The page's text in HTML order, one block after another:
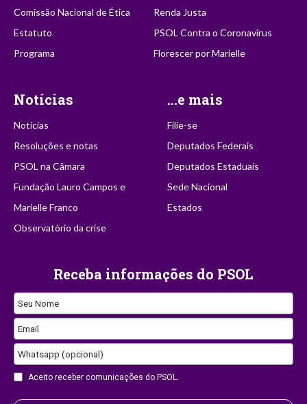
Comissão Nacional de Ética
Estatuto
Programa
Renda Justa
PSOL Contra o Coronavírus
Florescer por Marielle
Notícias
Notícias
Resoluções e notas
PSOL na Câmara
Fundação Lauro Campos e
Marielle Franco
Observatório da crise
...e mais
Filie-se
Deputados Federais
Deputados Estaduais
Sede Nacional
Estados
Receba informações do PSOL
Seu Nome
Email
Whatsapp (opcional)
Contact
Aceito receber comunicações do PSOL.